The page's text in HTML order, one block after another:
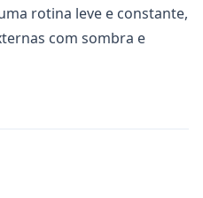
rotina leve e constante,
com sombra e